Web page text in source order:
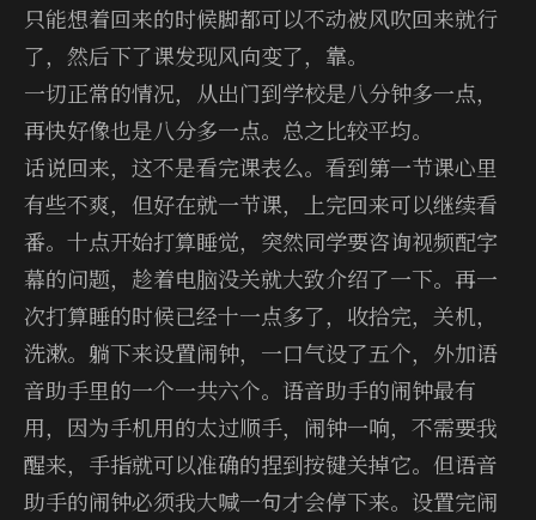
只能想着回来的时候脚都可以不动被风吹回来就行
了，然后下了课发现风向变了，靠。
一切正常的情况，从出门到学校是八分钟多一点，
再快好像也是八分多一点。总之比较平均。
话说回来，这不是看完课表么。看到第一节课心里
有些不爽，但好在就一节课，上完回来可以继续看
番。十点开始打算睡觉，突然同学要咨询视频配字
幕的问题，趁着电脑没关就大致介绍了一下。再一
次打算睡的时候已经十一点多了，收拾完，关机，
洗漱。躺下来设置闹钟，一口气设了五个，外加语
音助手里的一个一共六个。语音助手的闹钟最有
用，因为手机用的太过顺手，闹钟一响，不需要我
醒来，手指就可以准确的捏到按键关掉它。但语音
助手的闹钟必须我大喊一句才会停下来。设置完闹